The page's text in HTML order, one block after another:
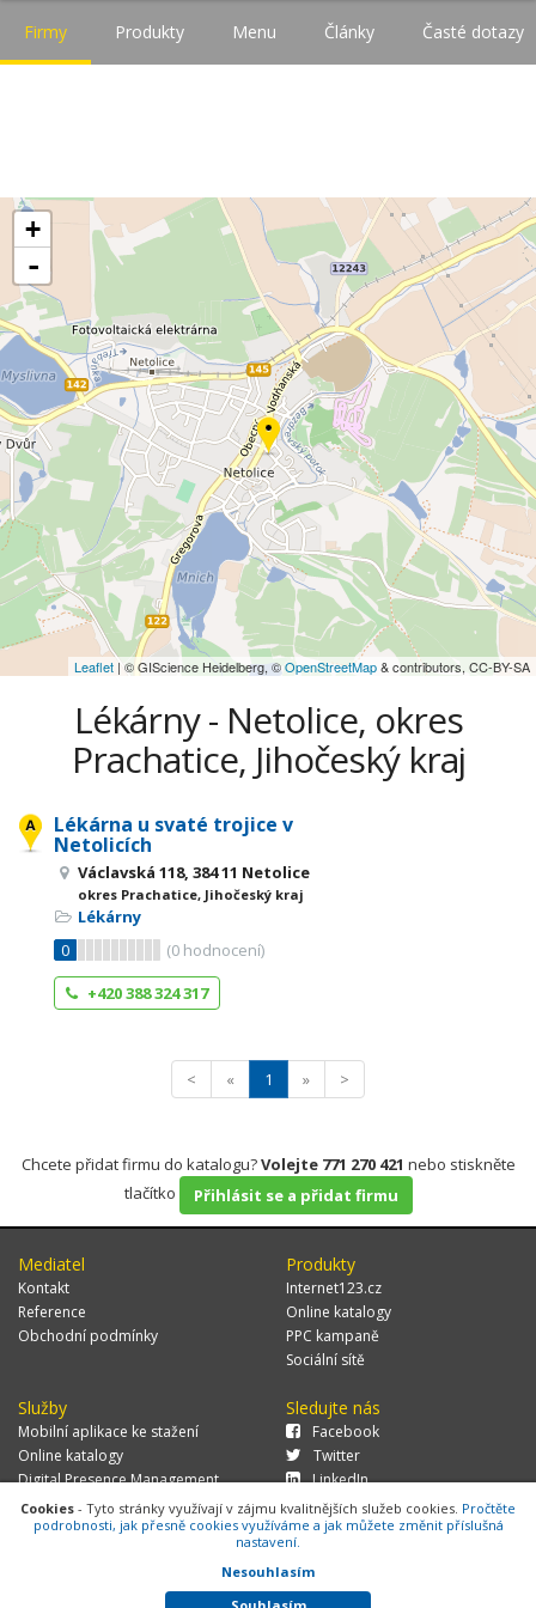
Firmy Produkty Menu Články Časté dotazy
+
-
Leaflet | © GIScience Heidelberg, ©OpenStreetMap& contributors, CC-BY-SA
Lékárny - Netolice, okres
Prachatice, Jihočeský kraj
Lékárna u svaté trojice v
Netolicích
Václavská 118, 384 11 Netolice
okres Prachatice, Jihočeský kraj
Lékárny
0
(0 hodnocení)
+420 388 324 317
< « 1 » >
Chcete přidat firmu do katalogu?Volejte 771 270 421 nebo stiskněte
tlačítko
Přihlásit se a přidat firmu
Mediatel
Kontakt
Reference
Obchodní podmínky
Produkty
Internet123.cz
Online katalogy
PPC kampaně
Sociální sítě
Služby
Mobilní aplikace ke stažení
Online katalogy
Digital Presence Management
Více zákazníků
Sledujte nás
Facebook
Twitter
LinkedIn
© 2026 MEDIATEL CZ, s.r.o.,Za Potokem 46/4, 106 00 Praha 10, tel.:
+420 771 270 421, verze 1.29.0.143,
Cookies
Cookies - Tyto stránky využívají v zájmu kvalitnějších služeb cookies. Pročtěte
podrobnosti, jak přesně cookies využíváme a jak můžete změnit příslušná
nastavení.
Nesouhlasím
Souhlasím